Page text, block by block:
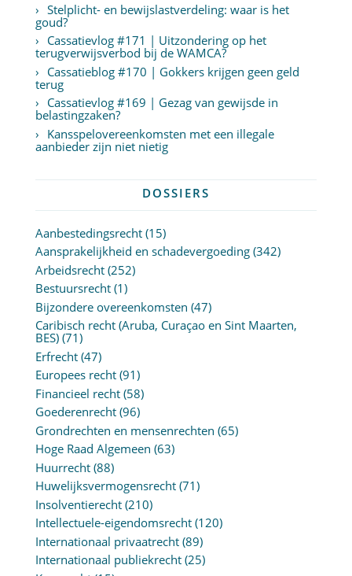
Stelplicht- en bewijslastverdeling: waar is het
goud?
Cassatievlog #171 | Uitzondering op het
terugverwijsverbod bij de WAMCA?
Cassatieblog #170 | Gokkers krijgen geen geld
terug
Cassatievlog #169 | Gezag van gewijsde in
belastingzaken?
Kansspelovereenkomsten met een illegale
aanbieder zijn niet nietig
DOSSIERS
Aanbestedingsrecht(15)
Aansprakelijkheid en schadevergoeding(342)
Arbeidsrecht(252)
Bestuursrecht(1)
Bijzondere overeenkomsten (47)
Caribisch recht (Aruba, Curaçao en Sint Maarten,
BES)(71)
Erfrecht(47)
Europees recht(91)
Financieel recht(58)
Goederenrecht(96)
Grondrechten en mensenrechten (65)
Hoge Raad Algemeen (63)
Huurrecht(88)
Huwelijksvermogensrecht(71)
Insolventierecht(210)
Intellectuele-eigendomsrecht(120)
Internationaal privaatrecht(89)
Internationaal publiekrecht(25)